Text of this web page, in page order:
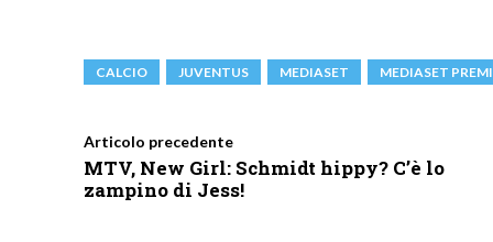
CALCIO JUVENTUS MEDIASET MEDIASET
Articolo precedente
MTV, New Girl: Schmidt hippy? C’è lo
zampino di Jess!